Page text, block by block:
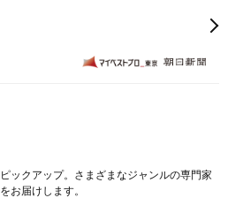
ックアップ。さまざまなジャンルの専門家
お届けします。